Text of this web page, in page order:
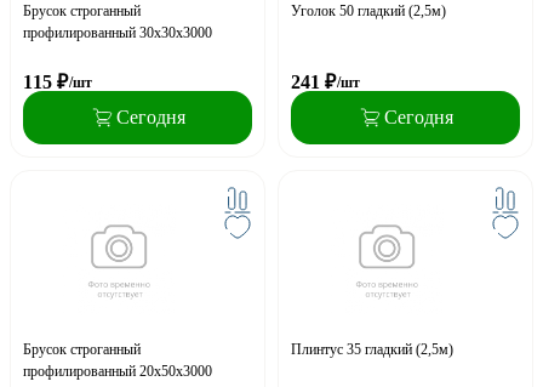
Брусок строганный
профилированный 30х30х3000
115 ₽/шт
Сегодня
Уголок 50 гладкий (2,5м)
241 ₽/шт
Сегодня
Брусок строганный
профилированный 20х50х3000
Плинтус 35 гладкий (2,5м)